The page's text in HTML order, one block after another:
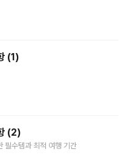
(1)
(2)
필수템과 최적 여행 기간